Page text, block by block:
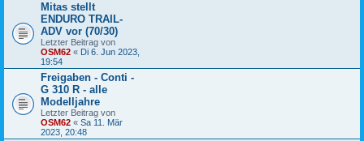
Mitas stellt
ENDURO TRAIL-
ADV vor (70/30)
Letzter Beitrag von
OSM62 « Di 6. Jun 2023,
19:54
Freigaben - Conti -
G 310 R - alle
Modelljahre
Letzter Beitrag von
OSM62 « Sa 11. Mär
2023, 20:48